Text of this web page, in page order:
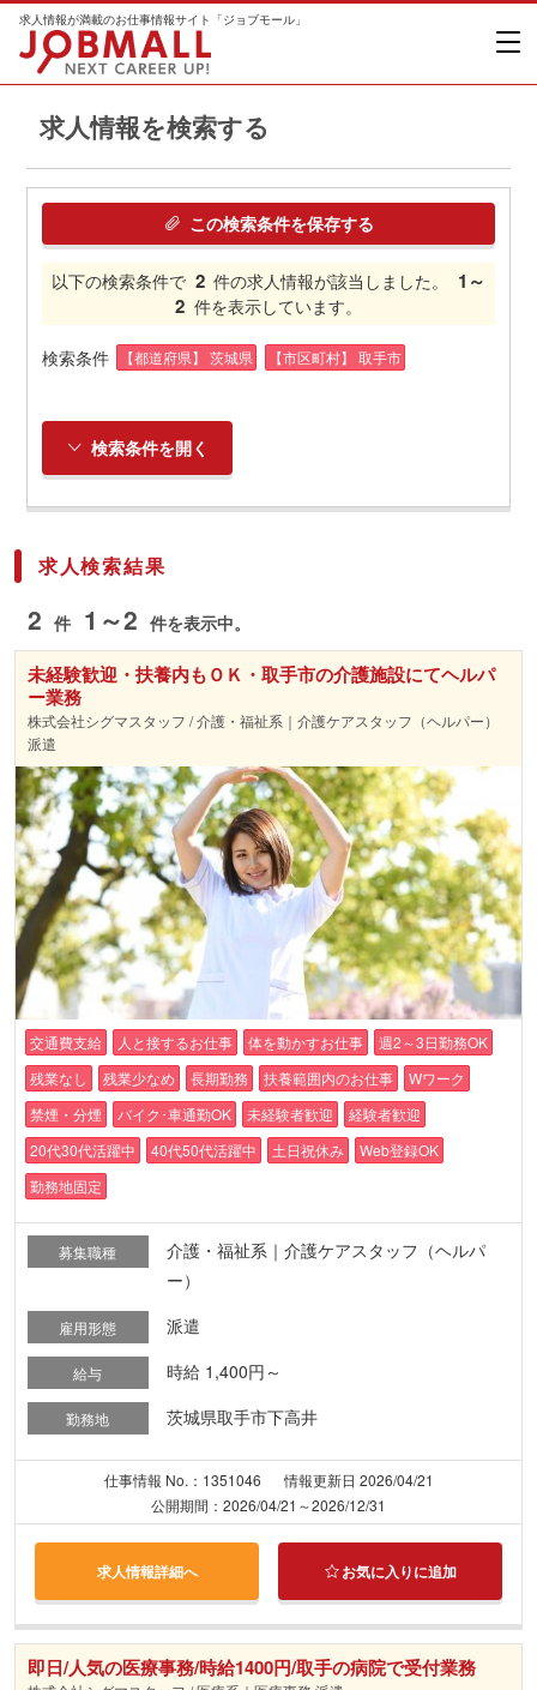
求人情報が満載のお仕事情報サイト「ジョブモール」
求人情報を検索する
この検索条件を保存する
以下の検索条件で 2 件の求人情報が該当しました。
1～
2 件を表示しています。
検索条件 【都道府県】 茨城県 【市区町村】 取手市
検索条件を開く
求人検索結果
2 件 1～2 件を表示中。
未経験歓迎・扶養内もＯＫ・取手市の介護施設にてヘルパ
ー業務
株式会社シグマスタッフ / 介護・福祉系｜介護ケアスタッフ（ヘルパー）
派遣
交通費支給 人と接するお仕事 体を動かすお仕事
週2～3日勤務OK
残業なし
残業少なめ 長期勤務 扶養範囲内のお仕事
Wワーク
禁煙・分煙
バイク･車通勤OK 未経験者歓迎
経験者歓迎
20代30代活躍中
40代50代活躍中 土日祝休み
Web登録OK
勤務地固定
募集職種
介護・福祉系｜介護ケアスタッフ（ヘルパ
ー）
雇用形態 派遣
給与 時給 1,400円～
勤務地 茨城県取手市下高井
仕事情報 No.：1351046
情報更新日 2026/04/21
公開期間：2026/04/21～2026/12/31
求人情報詳細へ お気に入りに追加
即日/人気の医療事務/時給1400円/取手の病院で受付業務